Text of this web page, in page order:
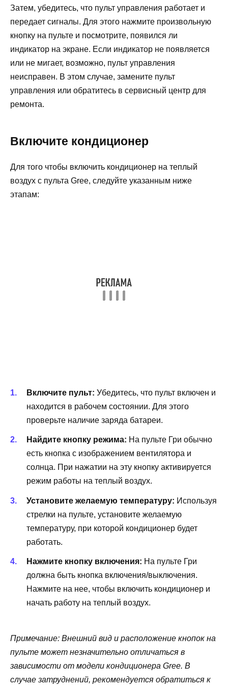
Затем, убедитесь, что пульт управления работает и
передает сигналы. Для этого нажмите произвольную
кнопку на пульте и посмотрите, появился ли
индикатор на экране. Если индикатор не появляется
или не мигает, возможно, пульт управления
неисправен. В этом случае, замените пульт
управления или обратитесь в сервисный центр для
ремонта.
Включите кондиционер
Для того чтобы включить кондиционер на теплый
воздух с пульта Gree, следуйте указанным ниже
этапам:
Включите пульт: Убедитесь, что пульт включен и
находится в рабочем состоянии. Для этого
проверьте наличие заряда батареи.
Найдите кнопку режима: На пульте Гри обычно
есть кнопка с изображением вентилятора и
солнца. При нажатии на эту кнопку активируется
режим работы на теплый воздух.
Установите желаемую температуру: Используя
стрелки на пульте, установите желаемую
температуру, при которой кондиционер будет
работать.
Нажмите кнопку включения: На пульте Гри
должна быть кнопка включения/выключения.
Нажмите на нее, чтобы включить кондиционер и
начать работу на теплый воздух.
Примечание: Внешний вид и расположение кнопок на
пульте может незначительно отличаться в
зависимости от модели кондиционера Gree. В
случае затруднений, рекомендуется обратиться к